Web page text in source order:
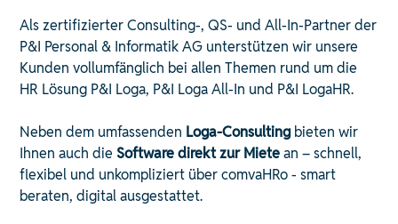
Als zertifizierter Consulting-, QS- und All-In-Partner der
P&I Personal & Informatik AG unterstützen wir unsere
Kunden vollumfänglich bei allen Themen rund um die
HR Lösung P&I Loga, P&I Loga All-In und P&I LogaHR.
Neben dem umfassenden Loga-Consultingbieten wir
Ihnen auch die Software direkt zur Mietean – schnell,
flexibel und unkompliziert über comvaHRo - smart
beraten, digital ausgestattet.